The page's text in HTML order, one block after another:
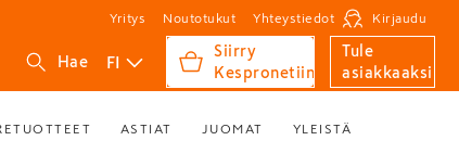
Yritys Noutotukut Yhteystiedot Kirjaudu
Hae FI
Siirry
Kespronetiin
Tule
asiakkaaksi
ASTIAT JUOMAT YLEISTÄ